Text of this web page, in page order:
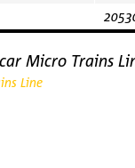
Micro Trains
Line